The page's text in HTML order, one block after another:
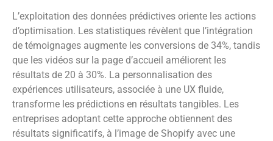
L’exploitation des données prédictives oriente les actions
d’optimisation. Les statistiques révèlent que l’intégration
de témoignages augmente les conversions de 34%, tandis
que les vidéos sur la page d’accueil améliorent les
résultats de 20 à 30%. La personnalisation des
expériences utilisateurs, associée à une UX fluide,
transforme les prédictions en résultats tangibles. Les
entreprises adoptant cette approche obtiennent des
résultats significatifs, à l’image de Shopify avec une